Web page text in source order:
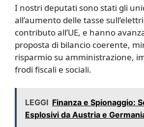
I nostri deputati sono stati gli
all’aumento delle tasse
contributo all’UE, e hanno
proposta di bilancio coerente,
risparmio su amministrazione,
frodi fiscali e sociali.
LEGGI Finanza e Spionaggio:
Esplosivi da Austria e